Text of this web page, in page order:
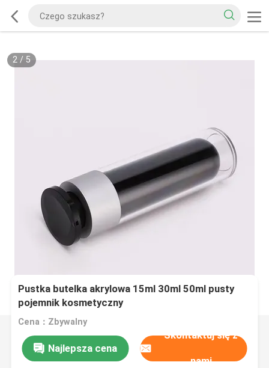
2/ 5
Pustka butelka akrylowa 15ml 30ml 50ml pusty
pojemnik kosmetyczny
Cena：Zbywalny
Najlepsza cena
Skontaktuj się z
nami